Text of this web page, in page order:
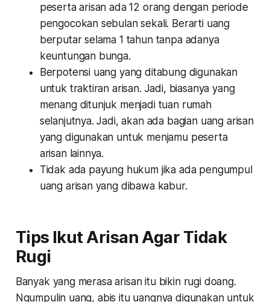
peserta arisan ada 12 orang dengan periode
pengocokan sebulan sekali. Berarti uang
berputar selama 1 tahun tanpa adanya
keuntungan bunga.
Berpotensi uang yang ditabung digunakan
untuk traktiran arisan. Jadi, biasanya yang
menang ditunjuk menjadi tuan rumah
selanjutnya. Jadi, akan ada bagian uang arisan
yang digunakan untuk menjamu peserta
arisan lainnya.
Tidak ada payung hukum jika ada pengumpul
uang arisan yang dibawa kabur.
Tips Ikut Arisan Agar Tidak
Rugi
Banyak yang merasa arisan itu bikin rugi doang.
Ngumpulin uang, abis itu uangnya digunakan untuk